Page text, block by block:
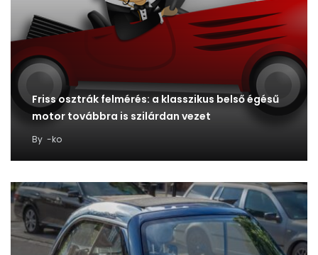
Friss osztrák felmérés: a klasszikus belső égésű
motor továbbra is szilárdan vezet
By -ko